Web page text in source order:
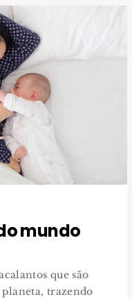
mundo
que são
trazendo